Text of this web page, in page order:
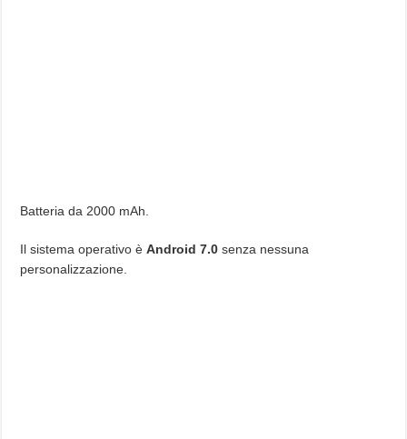
Batteria da 2000 mAh.
Il sistema operativo èAndroid 7.0 senza nessuna
personalizzazione.